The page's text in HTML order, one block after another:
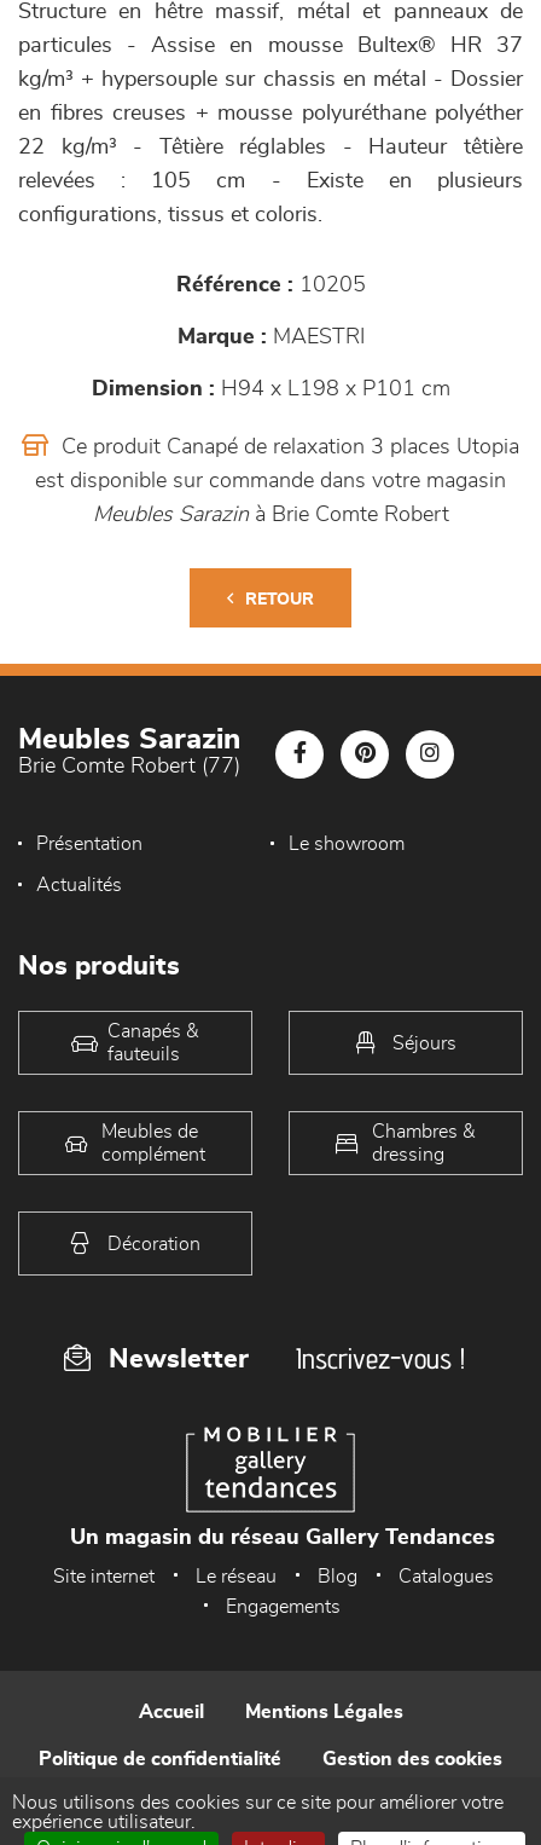
Structure en hêtre massif, métal et panneaux de
particules - Assise en mousse Bultex® HR 37
kg/m³ + hypersouple sur chassis en métal - Dossier
en fibres creuses + mousse polyuréthane polyéther
22 kg/m³ - Têtière réglables - Hauteur têtière
relevées : 105 cm - Existe en plusieurs
configurations, tissus et coloris.
Référence : 10205
Marque : MAESTRI
Dimension : H94 x L198 x P101 cm
Ce produit Canapé de relaxation 3 places Utopia
est disponible sur commande dans votre magasin
Meubles Sarazinà Brie Comte Robert
RETOUR
Meubles Sarazin
Brie Comte Robert (77)
Présentation Le showroom
Actualités
Nos produits
Canapés &
fauteuils
Séjours
Meubles de
complément
Chambres &
dressing
Décoration
Newsletter Inscrivez-vous !
Un magasin du réseau Gallery Tendances
Site internet Le réseau Blog
Catalogues
Engagements
Accueil Mentions Légales
Politique de confidentialité Gestion des cookies
Contact
Nous utilisons des cookies sur ce site pour améliorer votre
expérience utilisateur.